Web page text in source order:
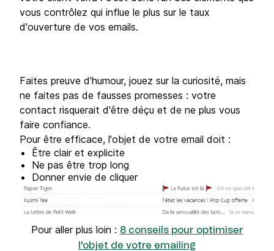
vous contrôlez qui influe le plus sur le taux
d'ouverture de vos emails.
Faites preuve d'humour, jouez sur la curiosité, mais
ne faites pas de fausses promesses : votre
contact risquerait d'être déçu et de ne plus vous
faire confiance.
Pour être efficace, l'objet de votre email doit :
Être clair et explicite
Ne pas être trop long
Donner envie de cliquer
Pour aller plus loin : 8 conseils pour optimiser
l'objet de votre emailing